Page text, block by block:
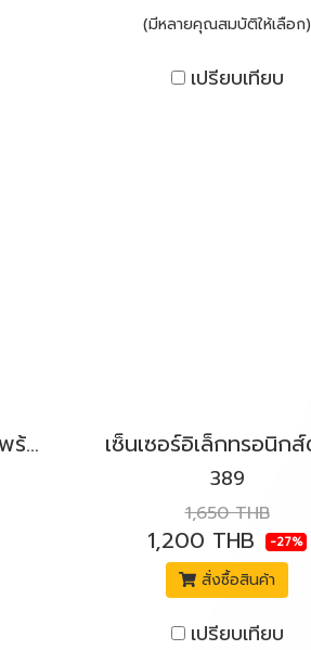
(มีหลายคุณสมบัติให้เลือก)
เปรียบเทียบ
ระดับน้ำเลเซอร์แนวเส้นพร้อมแม่เหล็ก KAPRO รุ่น 810 Prolaser®
389
1,650 THB
1,200 THB -27%
สั่งซื้อสินค้า
เปรียบเทียบ